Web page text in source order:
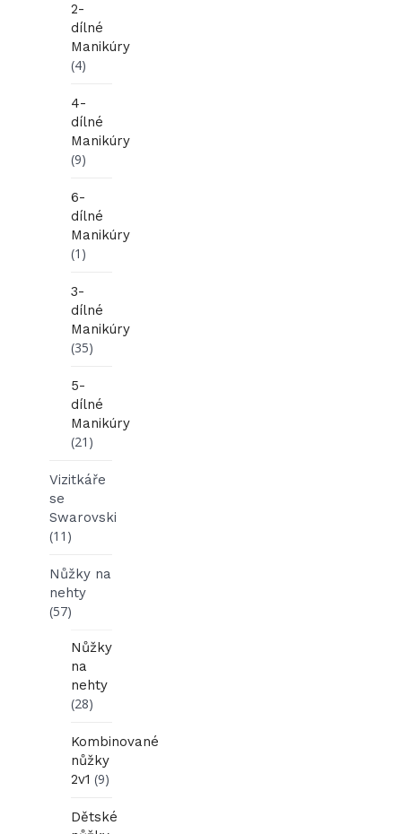
2-
dílné
Manikúry
(4)
4-
dílné
Manikúry
(9)
6-
dílné
Manikúry
(1)
3-
dílné
Manikúry
(35)
5-
dílné
Manikúry
(21)
Vizitkáře
se
Swarovski
(11)
Nůžky na
nehty
(57)
Nůžky
na
nehty
(28)
Kombinované
nůžky
2v1 (9)
Dětské